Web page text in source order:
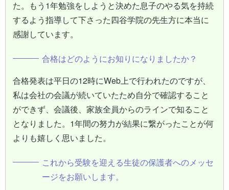
た。もう1年勉強をしようと決めた息子のやる気を持続
するよう指導して下さった四谷学院の先生方に本当に
感謝しています。
合格はどのようにお知りになりましたか？
合格発表は平日の12時にWeb上で行われたのですが、
私は会社の会議が続いていたため自分で確認すること
ができず、会議後、家族全員からのラインで知ること
となりました。1年間の努力が結果に繋がったことが何
よりも嬉しく思いました。
これから受験を迎える生徒の保護者へのメッセ
ージをお願いします。